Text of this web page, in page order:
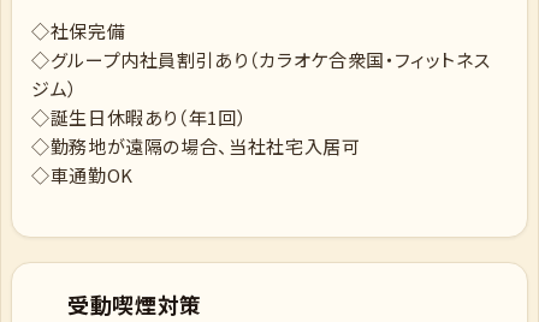
◇社保完備
◇グループ内社員割引あり（カラオケ合衆国・フィットネス
ジム）
◇誕生日休暇あり（年1回）
◇勤務地が遠隔の場合、当社社宅入居可
◇車通勤OK
受動喫煙対策